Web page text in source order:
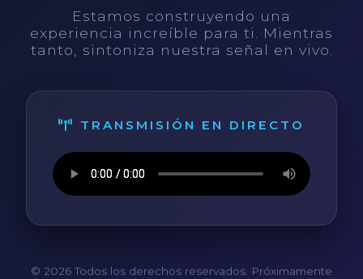
Estamos construyendo una
experiencia increíble para ti. Mientras
tanto, sintoniza nuestra señal en vivo.
TRANSMISIÓN EN DIRECTO
© 2026 Todos los derechos reservados. Próximamente